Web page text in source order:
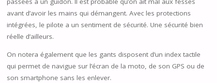
avant d’avoir les mains qui démangent. Avec les protections
intégrées, le pilote a un sentiment de sécurité. Une sécurité bien
réelle d’ailleurs.
On notera également que les gants disposent d’un index tactile
qui permet de navigue sur l’écran de la moto, de son GPS ou de
son smartphone sans les enlever.